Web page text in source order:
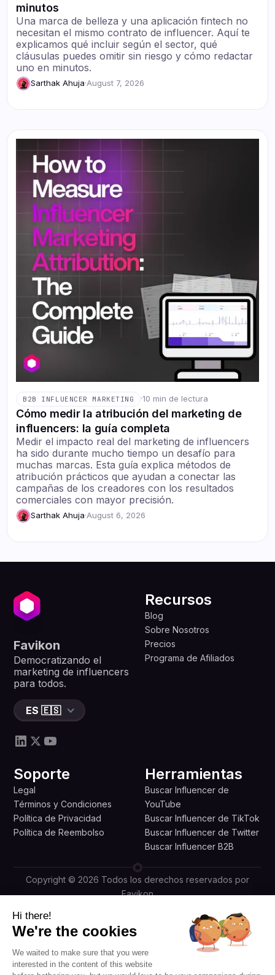
minutos
Una marca de belleza y una aplicación fintech no
necesitan el mismo contrato de influencer. Aquí te
explicamos qué incluir según el sector, qué
cláusulas puedes omitir sin riesgo y cómo redactar
uno en minutos.
Sarthak Ahuja·August 7, 2026
B2B INFLUENCER MARKETING ·10 min de lectura
Cómo medir la atribución del marketing de
influencers: la guía completa
Medir el impacto real del marketing de influencers
ha sido durante mucho tiempo un desafío para
muchas marcas. Esta guía explica métodos de
atribución prácticos que ayudan a conectar las
campañas de los creadores con los resultados
comerciales con mayor precisión.
Sarthak Ahuja·August 6, 2026
Favikon
Democratizando el
marketing de influencers
para todos.
ES 🇪🇸
Recursos
Blog
Sobre Nosotros
Precios
Programa de Afiliados
Soporte
Legal
Términos y Condiciones
Política de Privacidad
Política de Reembolso
Herramientas
Buscar Influencer de
YouTube
Buscar Influencer de TikTok
Buscar Influencer de Twitter
Buscar Influencer B2B
Copyright © 2026 Todos los derechos reservados por
Favikon
Hi there!
We're the cookies
We waited to make sure that you were
interested in the content of this website